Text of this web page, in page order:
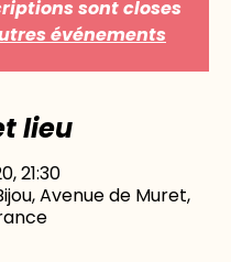
sont closes
événements
lieu
21:30
Avenue de Muret,